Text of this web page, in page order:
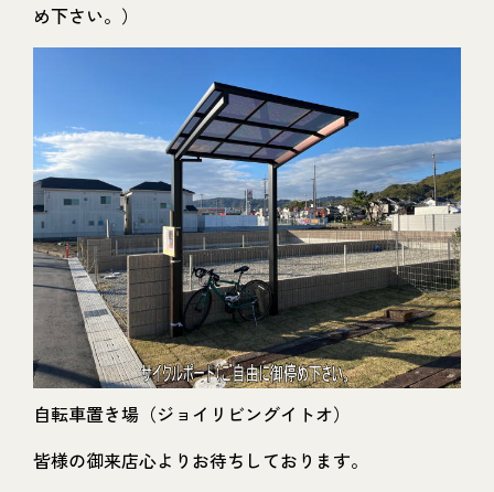
め下さい。）
自転車置き場（ジョイリビングイトオ）
皆様の御来店心よりお待ちしております。